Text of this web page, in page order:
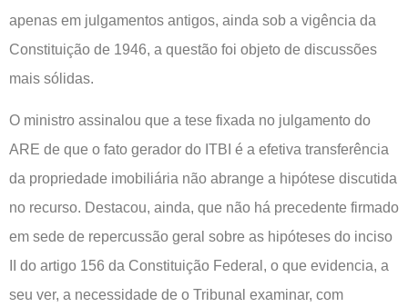
apenas em julgamentos antigos, ainda sob a vigência da
Constituição de 1946, a questão foi objeto de discussões
mais sólidas.
O ministro assinalou que a tese fixada no julgamento do
ARE de que o fato gerador do ITBI é a efetiva transferência
da propriedade imobiliária não abrange a hipótese discutida
no recurso. Destacou, ainda, que não há precedente firmado
em sede de repercussão geral sobre as hipóteses do inciso
II do artigo 156 da Constituição Federal, o que evidencia, a
seu ver, a necessidade de o Tribunal examinar, com